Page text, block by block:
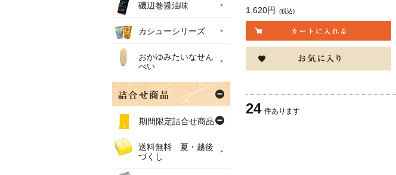
1,620円 (税込)
24 件あります
磯辺巻醤油味
カシューシリーズ
おかゆみたいなせん
べい
期間限定詰合せ商品
送料無料 夏・越後
づくし